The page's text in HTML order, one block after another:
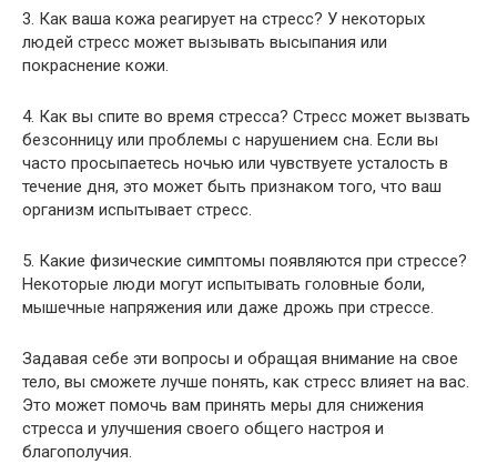
3. Как ваша кожа реагирует на стресс? У некоторых
людей стресс может вызывать высыпания или
покраснение кожи.
4. Как вы спите во время стресса? Стресс может вызвать
безсонницу или проблемы с нарушением сна. Если вы
часто просыпаетесь ночью или чувствуете усталость в
течение дня, это может быть признаком того, что ваш
организм испытывает стресс.
5. Какие физические симптомы появляются при стрессе?
Некоторые люди могут испытывать головные боли,
мышечные напряжения или даже дрожь при стрессе.
Задавая себе эти вопросы и обращая внимание на свое
тело, вы сможете лучше понять, как стресс влияет на вас.
Это может помочь вам принять меры для снижения
стресса и улучшения своего общего настроя и
благополучия.